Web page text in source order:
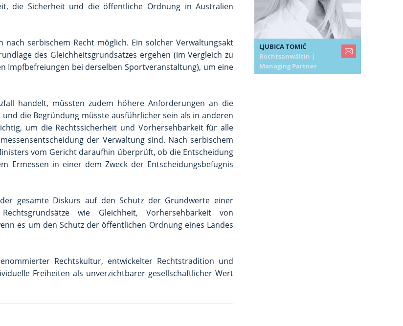
die Sicherheit und die öffentliche Ordnung in Australien
serbischem Recht möglich. Ein solcher Verwaltungsakt
des Gleichheitsgrundsatzes ergehen (im Vergleich zu
Impfbefreiungen bei derselben Sportveranstaltung), um eine
handelt, müssten zudem höhere Anforderungen an die
die Begründung müsste ausführlicher sein als in anderen
um die Rechtssicherheit und Vorhersehbarkeit für alle
der Verwaltung sind. Nach serbischem
vom Gericht daraufhin überprüft, ob die Entscheidung
Ermessen in einer dem Zweck der Entscheidungsbefugnis
gesamte Diskurs auf den Schutz der Grundwerte einer
wie Gleichheit, Vorhersehbarkeit von
es um den Schutz der öffentlichen Ordnung eines Landes
Rechtskultur, entwickelter Rechtstradition und
Freiheiten als unverzichtbarer gesellschaftlicher Wert
LJUBICA TOMIĆ
Rechtsanwältin |
Managing Partner